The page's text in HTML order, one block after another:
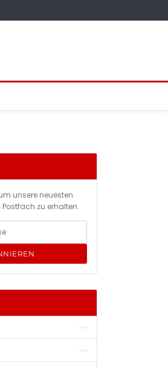
unsere neuesten
Postfach zu erhalten.